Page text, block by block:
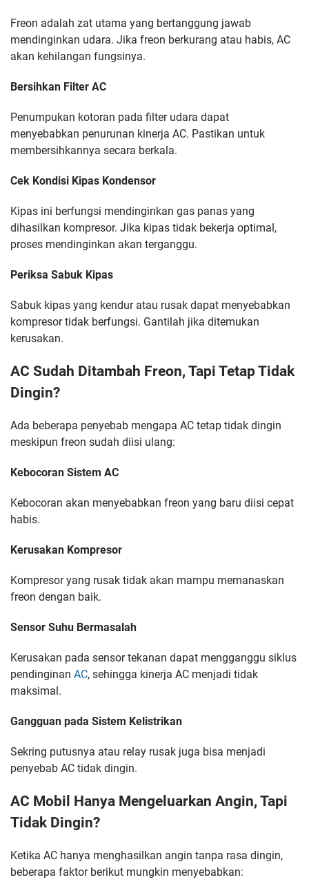
Freon adalah zat utama yang bertanggung jawab
mendinginkan udara. Jika freon berkurang atau habis, AC
akan kehilangan fungsinya.
Bersihkan Filter AC
Penumpukan kotoran pada filter udara dapat
menyebabkan penurunan kinerja AC. Pastikan untuk
membersihkannya secara berkala.
Cek Kondisi Kipas Kondensor
Kipas ini berfungsi mendinginkan gas panas yang
dihasilkan kompresor. Jika kipas tidak bekerja optimal,
proses mendinginkan akan terganggu.
Periksa Sabuk Kipas
Sabuk kipas yang kendur atau rusak dapat menyebabkan
kompresor tidak berfungsi. Gantilah jika ditemukan
kerusakan.
AC Sudah Ditambah Freon, Tapi Tetap Tidak
Dingin?
Ada beberapa penyebab mengapa AC tetap tidak dingin
meskipun freon sudah diisi ulang:
Kebocoran Sistem AC
Kebocoran akan menyebabkan freon yang baru diisi cepat
habis.
Kerusakan Kompresor
Kompresor yang rusak tidak akan mampu memanaskan
freon dengan baik.
Sensor Suhu Bermasalah
Kerusakan pada sensor tekanan dapat mengganggu siklus
pendinginan AC, sehingga kinerja AC menjadi tidak
maksimal.
Gangguan pada Sistem Kelistrikan
Sekring putusnya atau relay rusak juga bisa menjadi
penyebab AC tidak dingin.
AC Mobil Hanya Mengeluarkan Angin, Tapi
Tidak Dingin?
Ketika AC hanya menghasilkan angin tanpa rasa dingin,
beberapa faktor berikut mungkin menyebabkan: